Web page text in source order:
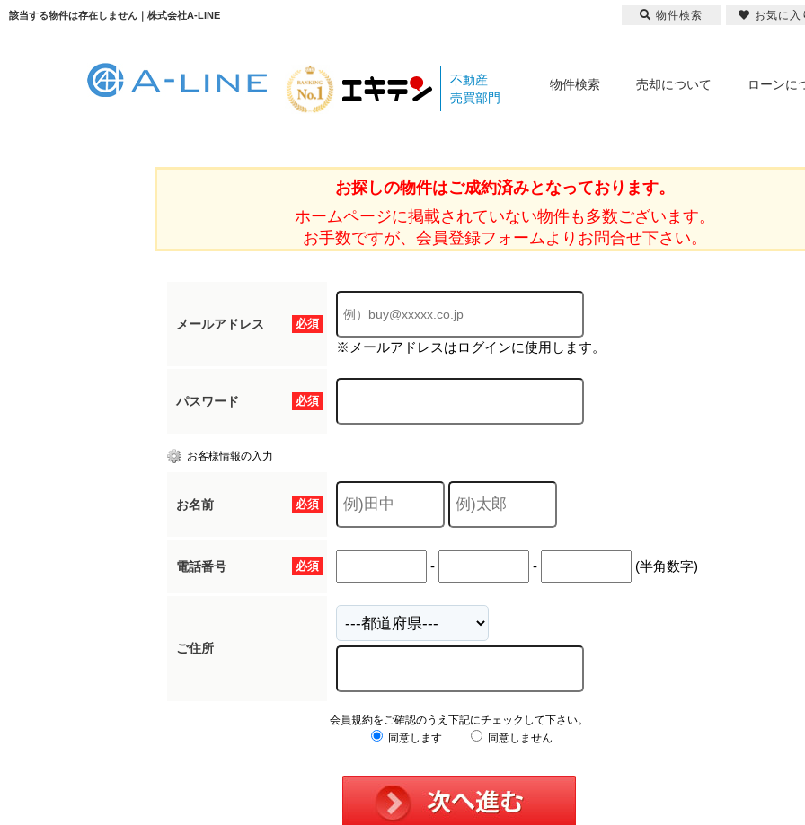
該当する物件は存在しません｜株式会社A-LINE
不動産
売買部門
物件検索 売却について ローンに
お探しの物件はご成約済みとなっております。
ホームページに掲載されていない物件も多数ございます。
お手数ですが、会員登録フォームよりお問合せ下さい。
必須
メールアドレス
※メールアドレスはログインに使用します。
必須
パスワード
お客様情報の入力
必須
お名前
必須
電話番号 - - (半角数字)
ご住所
会員規約をご確認のうえ下記にチェックして下さい。
同意します
同意しません
物件検索 お気に入